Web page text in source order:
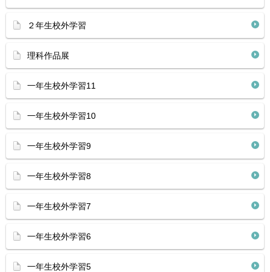
２年生校外学習
理科作品展
一年生校外学習11
一年生校外学習10
一年生校外学習9
一年生校外学習8
一年生校外学習7
一年生校外学習6
一年生校外学習5